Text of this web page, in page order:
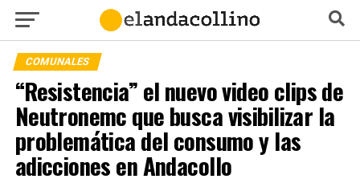
COMUNALES
“Resistencia” el nuevo video clips de
Neutronemc que busca visibilizar la
problemática del consumo y las
adicciones en Andacollo